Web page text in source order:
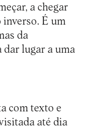
a chegar
É um
da
dar lugar a uma
com texto e
até dia